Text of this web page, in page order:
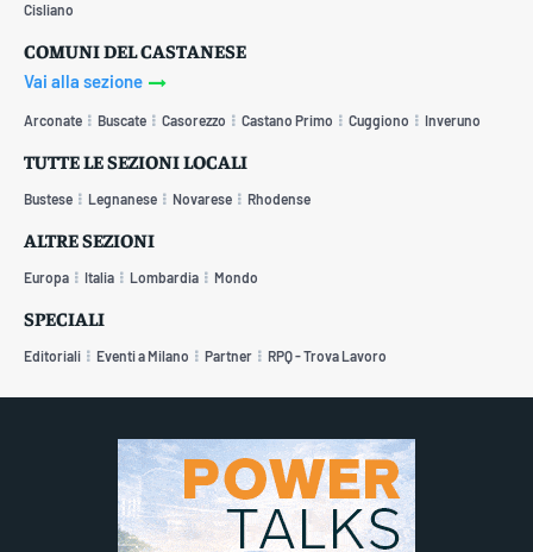
Cisliano
COMUNI DEL CASTANESE
Vai alla sezione
Arconate Buscate Casorezzo Castano Primo Cuggiono Inveruno
TUTTE LE SEZIONI LOCALI
Bustese Legnanese Novarese Rhodense
ALTRE SEZIONI
Europa Italia Lombardia Mondo
SPECIALI
Editoriali Eventi a Milano Partner RPQ - Trova Lavoro